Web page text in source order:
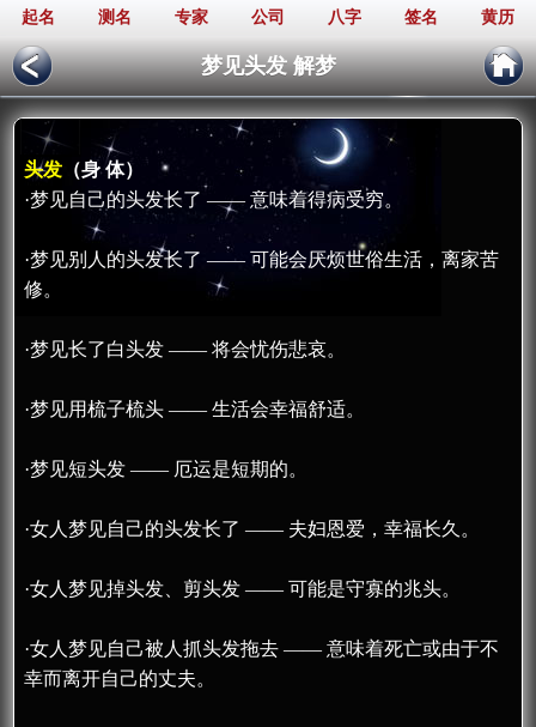
起名 测名 专家 公司 八字 签名 黄历
梦见头发 解梦
头发 （身 体）
·梦见自己的头发长了 —— 意味着得病受穷。
·梦见别人的头发长了 —— 可能会厌烦世俗生活，离家苦
修。
·梦见长了白头发 —— 将会忧伤悲哀。
·梦见用梳子梳头 —— 生活会幸福舒适。
·梦见短头发 —— 厄运是短期的。
·女人梦见自己的头发长了 —— 夫妇恩爱，幸福长久。
·女人梦见掉头发、剪头发 —— 可能是守寡的兆头。
·女人梦见自己被人抓头发拖去 —— 意味着死亡或由于不
幸而离开自己的丈夫。